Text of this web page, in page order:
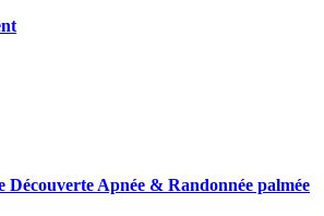
Découverte Apnée & Randonnée palmée